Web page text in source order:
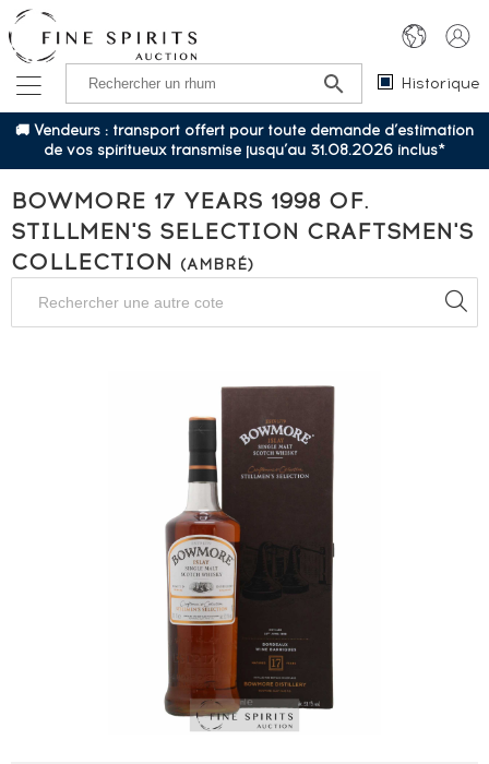
Historique
🚚 Vendeurs : transport offert pour toute demande d’estimation
de vos spiritueux transmise jusqu’au 31.08.2026 inclus*
BOWMORE 17 YEARS 1998 OF.
STILLMEN'S SELECTION CRAFTSMEN'S
COLLECTION (AMBRÉ)